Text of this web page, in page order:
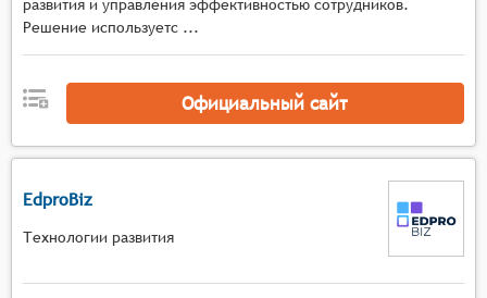
учащимися (форумы, чаты, комментарии), ;
возможности для тестирования знаний и сбора
результатов обучения (тестовые задания,
квизы, оценочные листы).
развития и управления эффективностью сотрудников.
Решение используетс ...
Официальный сайт
EdproBiz
Технологии развития